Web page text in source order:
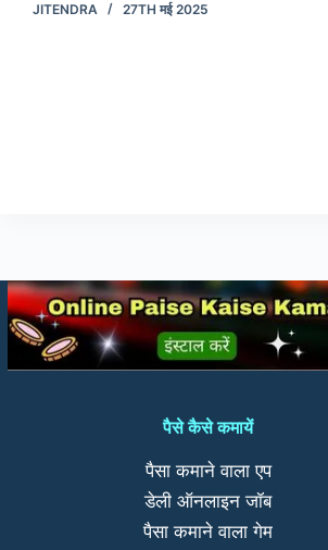
JITENDRA 27TH मई 2025
पैसे कैसे कमायें
पैसा कमाने वाला एप
डेली ऑनलाइन जॉब
पैसा कमाने वाला गेम